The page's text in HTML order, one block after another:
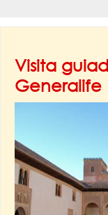
Visita
Generalife